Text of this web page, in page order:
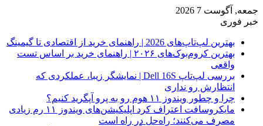
جمعه, آگوست 7 2026
خبر فوری
بهترین لپ‌تاپ‌های 2026 | راهنمای خرید از اقتصادی تا گیمینگ
بهترین کروم‌بوک‌های ۲۰۲۶ | راهنمای خرید بر اساس تست
واقعی
بررسی لپ‌تاپ Dell 16S | نمایشگر زیبا، عملکردی که
انتظارش رو نداری
چرا و چطور ویندوز ۱۱ هوم رو به پرو آپگرید کنیم؟
مایکروسافت اعتراف کرد اپلیکیشن‌های ویندوز ۱۱ رم زیادی
مصرف می‌کنند؛ راه‌حل در راه است